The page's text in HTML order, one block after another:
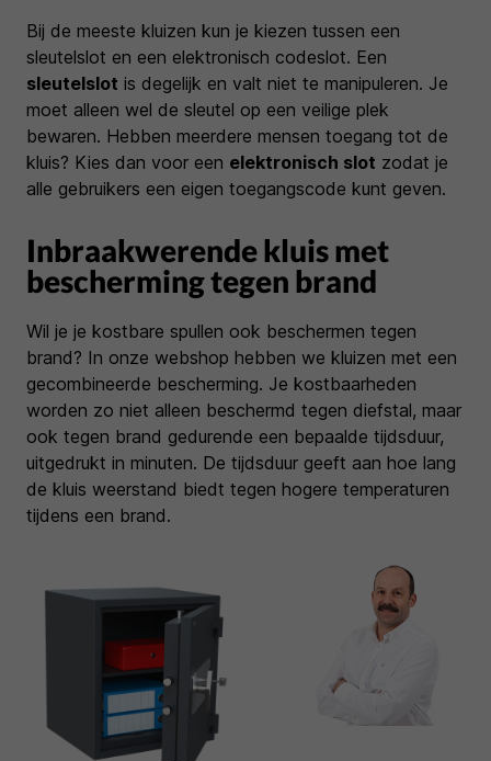
Bij de meeste kluizen kun je kiezen tussen een
sleutelslot en een elektronisch codeslot. Een
sleutelslot is degelijk en valt niet te manipuleren. Je
moet alleen wel de sleutel op een veilige plek
bewaren. Hebben meerdere mensen toegang tot de
kluis? Kies dan voor een elektronisch slot zodat je
alle gebruikers een eigen toegangscode kunt geven.
Inbraakwerende kluis met
bescherming tegen brand
Wil je je kostbare spullen ook beschermen tegen
brand? In onze webshop hebben we kluizen met een
gecombineerde bescherming. Je kostbaarheden
worden zo niet alleen beschermd tegen diefstal, maar
ook tegen brand gedurende een bepaalde tijdsduur,
uitgedrukt in minuten. De tijdsduur geeft aan hoe lang
de kluis weerstand biedt tegen hogere temperaturen
tijdens een brand.